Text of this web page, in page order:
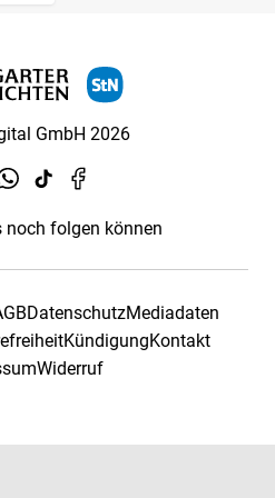
GmbH 2026
noch folgen können
DatenschutzMediadaten
KündigungKontakt
Widerruf